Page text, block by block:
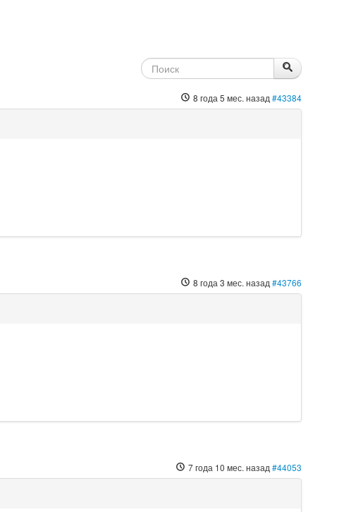
8 года 5 мес. назад #43384
8 года 3 мес. назад #43766
7 года 10 мес. назад #44053